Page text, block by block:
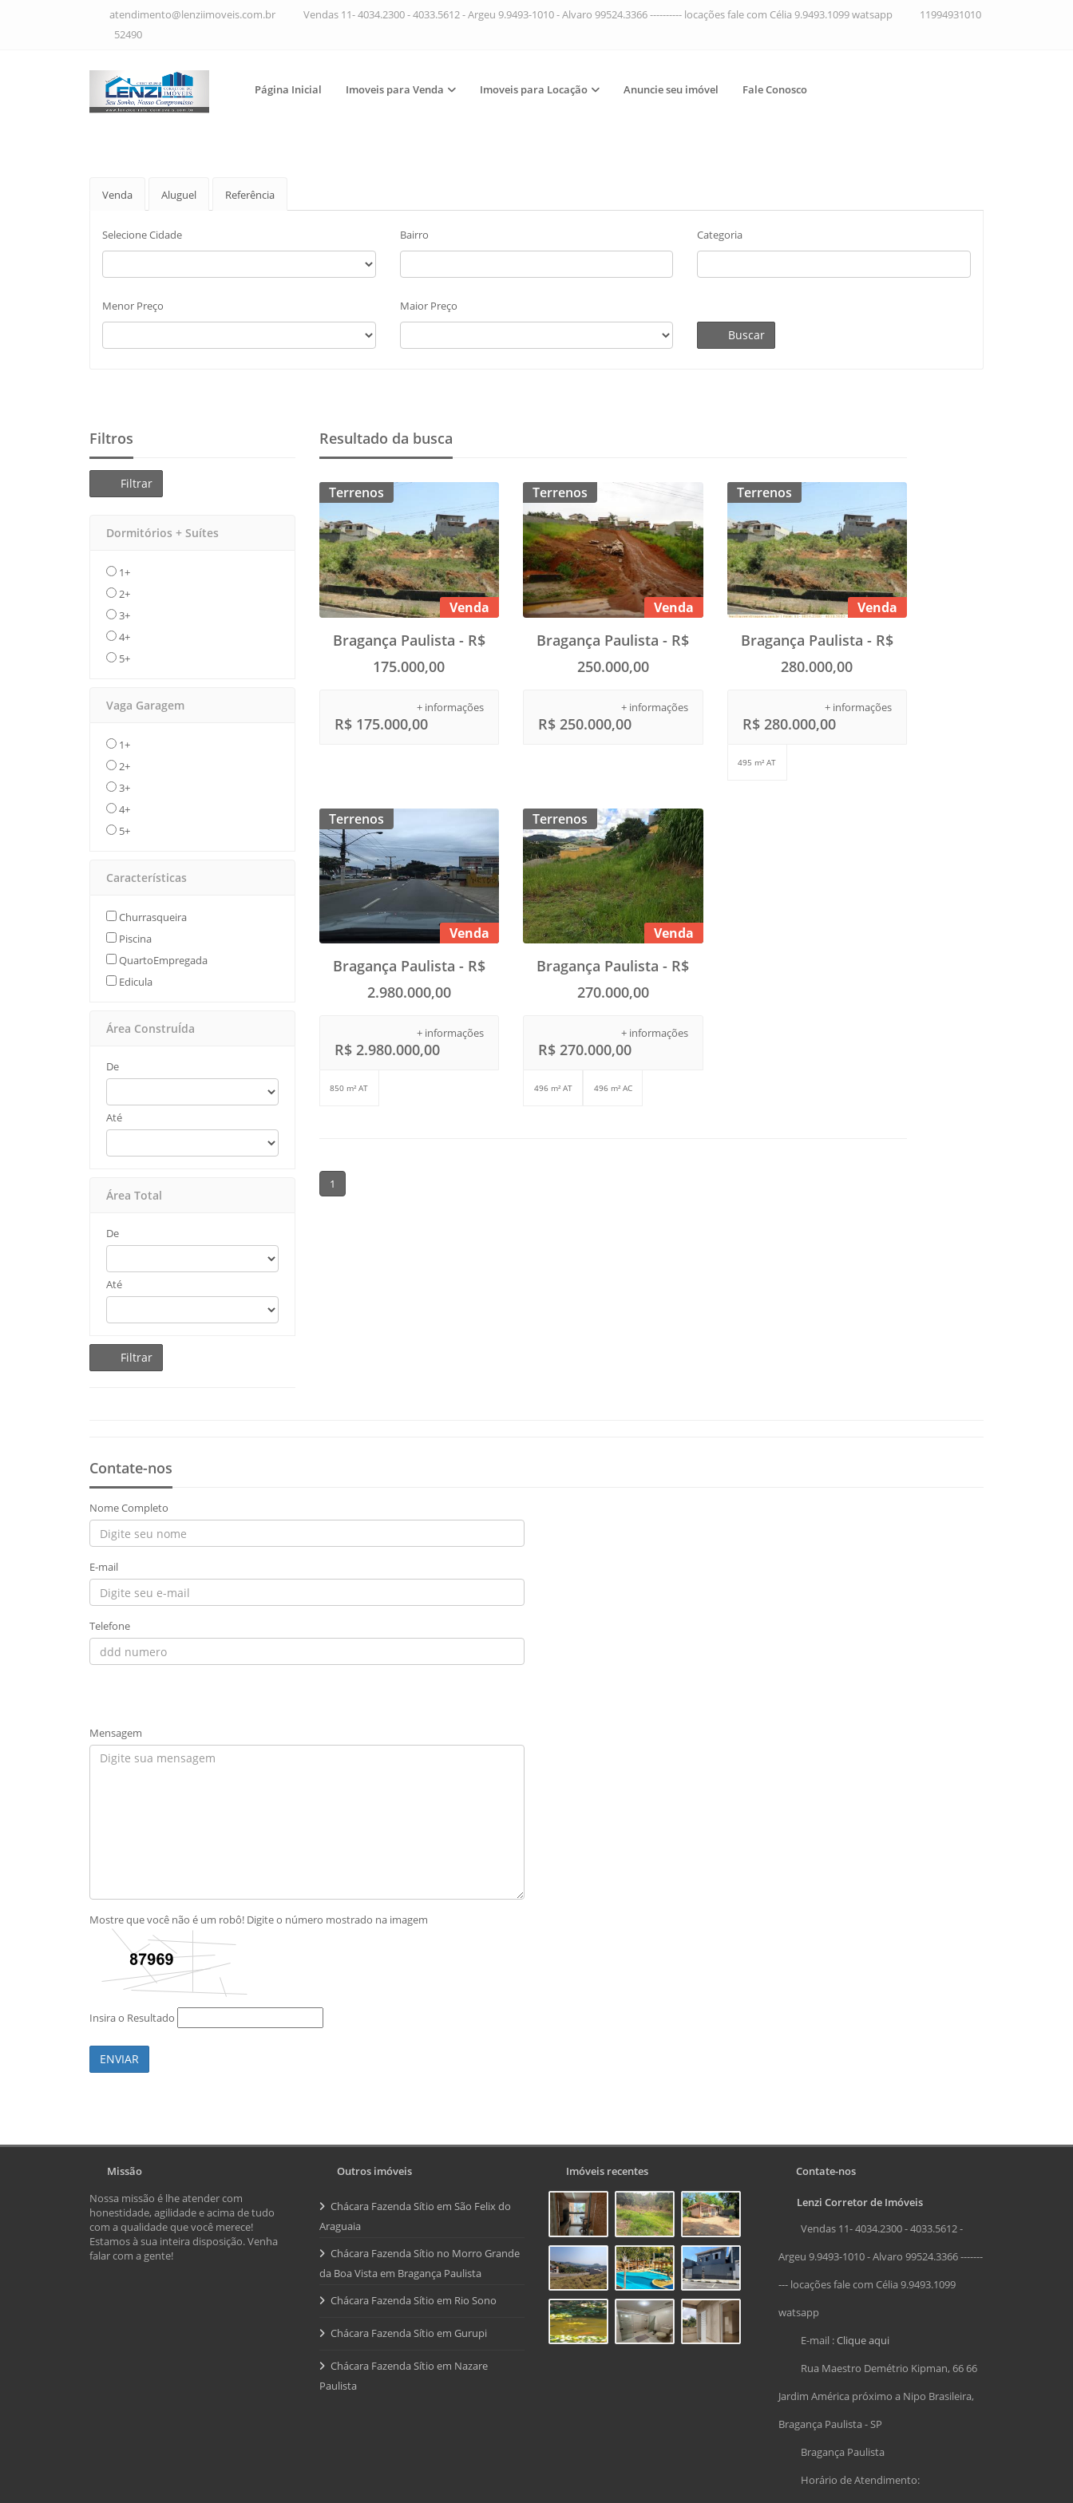
atendimento@lenziimoveis.com.br Vendas 11- 4034.2300 - 4033.5612 - Argeu 9.9493-1010 - Alvaro 99524.3366 ---------- locações fale com Célia 9.9493.1099 watsapp
11994931010
52490
Página Inicial Imoveis para Venda Imoveis para Locação Anuncie seu imóvel Fale Conosco
Venda Aluguel Referência
Selecione Cidade Bairro Categoria
Menor Preço Maior Preço
Buscar
Filtros
Filtrar
Dormitórios + Suítes
1+
2+
3+
4+
5+
Vaga Garagem
1+
2+
3+
4+
5+
Características
Churrasqueira
Piscina
QuartoEmpregada
Edicula
Área ConstruÍda
De
Até
Área Total
De
Até
Filtrar
Resultado da busca
Terrenos
Venda
Bragança Paulista - R$
175.000,00
+ informações
R$ 175.000,00
Terrenos
Venda
Bragança Paulista - R$
250.000,00
+ informações
R$ 250.000,00
Terrenos
Venda
Bragança Paulista - R$
280.000,00
+ informações
R$ 280.000,00
495 m² AT
Terrenos
Venda
Bragança Paulista - R$
2.980.000,00
+ informações
R$ 2.980.000,00
850 m² AT
Terrenos
Venda
Bragança Paulista - R$
270.000,00
+ informações
R$ 270.000,00
496 m² AT 496 m² AC
1
Contate-nos
Nome Completo
E-mail
Telefone
Mensagem
Mostre que você não é um robô! Digite o número mostrado na imagem
Insira o Resultado
ENVIAR
Missão
Nossa missão é lhe atender com
honestidade, agilidade e acima de tudo
com a qualidade que você merece!
Estamos à sua inteira disposição. Venha
falar com a gente!
Outros imóveis
Chácara Fazenda Sítio em São Felix do
Araguaia
Chácara Fazenda Sítio no Morro Grande
da Boa Vista em Bragança Paulista
Chácara Fazenda Sítio em Rio Sono
Chácara Fazenda Sítio em Gurupi
Chácara Fazenda Sítio em Nazare
Paulista
Imóveis recentes Contate-nos
Lenzi Corretor de Imóveis
Vendas 11- 4034.2300 - 4033.5612 -
Argeu 9.9493-1010 - Alvaro 99524.3366 -------
--- locações fale com Célia 9.9493.1099
watsapp
E-mail :Clique aqui
Rua Maestro Demétrio Kipman, 66 66
Jardim América próximo a Nipo Brasileira,
Bragança Paulista - SP
Bragança Paulista
Horário de Atendimento: